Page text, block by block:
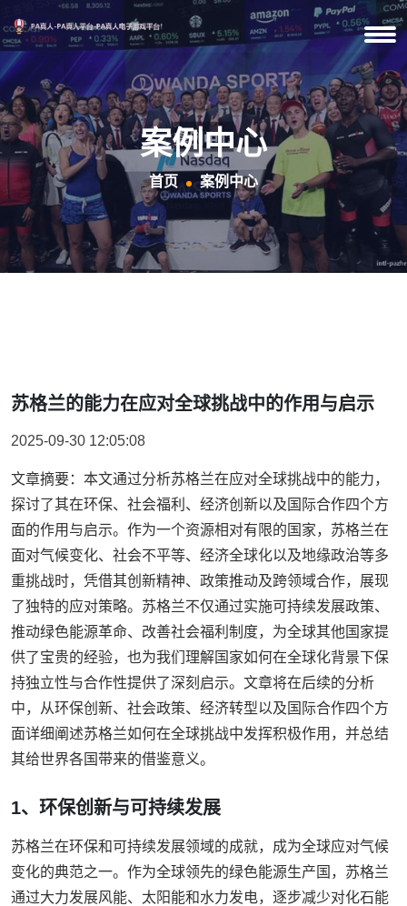
案例中心
首页 案例中心
苏格兰的能力在应对全球挑战中的作用与启示
2025-09-30 12:05:08
文章摘要：本文通过分析苏格兰在应对全球挑战中的能力，
探讨了其在环保、社会福利、经济创新以及国际合作四个方
面的作用与启示。作为一个资源相对有限的国家，苏格兰在
面对气候变化、社会不平等、经济全球化以及地缘政治等多
重挑战时，凭借其创新精神、政策推动及跨领域合作，展现
了独特的应对策略。苏格兰不仅通过实施可持续发展政策、
推动绿色能源革命、改善社会福利制度，为全球其他国家提
供了宝贵的经验，也为我们理解国家如何在全球化背景下保
持独立性与合作性提供了深刻启示。文章将在后续的分析
中，从环保创新、社会政策、经济转型以及国际合作四个方
面详细阐述苏格兰如何在全球挑战中发挥积极作用，并总结
其给世界各国带来的借鉴意义。
1、环保创新与可持续发展
苏格兰在环保和可持续发展领域的成就，成为全球应对气候
变化的典范之一。作为全球领先的绿色能源生产国，苏格兰
通过大力发展风能、太阳能和水力发电，逐步减少对化石能